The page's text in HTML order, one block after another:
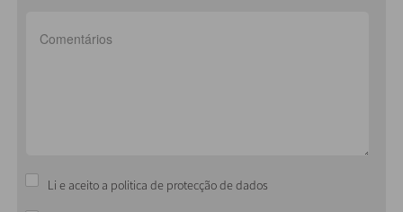
Li e aceito a politica de protecção de dados